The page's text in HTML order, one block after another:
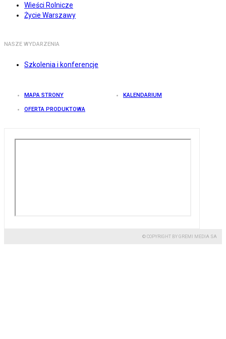
Wieści Rolnicze
Życie Warszawy
NASZE WYDARZENIA
Szkolenia i konferencje
MAPA STRONY KALENDARIUM
OFERTA PRODUKTOWA
© COPYRIGHT BY GREMI MEDIA SA